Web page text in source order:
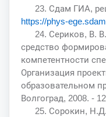
23. Сдам ГИА,
https://phys-
24. Сериков, В.
средство
компетентности
Организация
образовательном
Волгоград, 2008. -
25. Сорокин,